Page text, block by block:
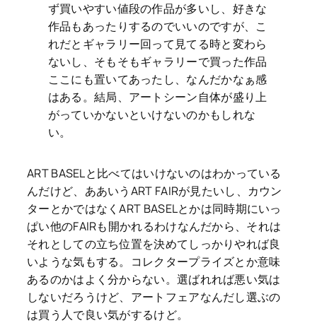
ず買いやすい値段の作品が多いし、好きな
作品もあったりするのでいいのですが、こ
れだとギャラリー回って見てる時と変わら
ないし、そもそもギャラリーで買った作品
ここにも置いてあったし、なんだかなぁ感
はある。結局、アートシーン自体が盛り上
がっていかないといけないのかもしれな
い。
ART BASELと比べてはいけないのはわかっている
んだけど、ああいうART FAIRが見たいし、カウン
ターとかではなくART BASELとかは同時期にいっ
ぱい他のFAIRも開かれるわけなんだから、それは
それとしての立ち位置を決めてしっかりやれば良
いような気もする。コレクタープライズとか意味
あるのかはよく分からない。選ばれれば悪い気は
しないだろうけど、アートフェアなんだし選ぶの
は買う人で良い気がするけど。